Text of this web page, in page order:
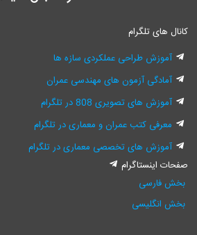
کانال های تلگرام
آموزش طراحی عملکردی سازه ها
آمادگی آزمون های مهندسی عمران
آموزش های تصویری 808 در تلگرام
معرفی کتب عمران و معماری در تلگرام
آموزش های تخصصی معماری در تلگرام
صفحات اینستاگرام
بخش فارسی
بخش انگلیسی